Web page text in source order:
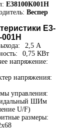
E38100К001H
Веспер
E3-
2,5 А
0,75 КВт
напряжение:
напряжения:
управления:
ШИм
U/F)
размеры: